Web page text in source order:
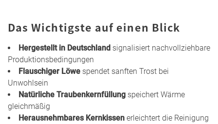
Das Wichtigste auf einen Blick
Hergestellt in Deutschland signalisiert nachvollziehbare
Produktionsbedingungen
Flauschiger Löwe spendet sanften Trost bei
Unwohlsein
Natürliche Traubenkernfüllung speichert Wärme
gleichmäßig
Herausnehmbares Kernkissen erleichtert die Reinigung